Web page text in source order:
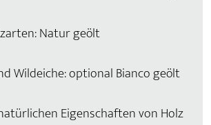
Natur geölt
Wildeiche: optional Bianco geölt
Eigenschaften von Holz